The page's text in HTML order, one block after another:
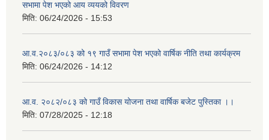
सभामा पेश भएको आय व्ययको विवरण
मिति: 06/24/2026 - 15:53
आ.व.२०८३/०८३ को १९ गाउँ सभामा पेश भएको वार्षिक नीति तथा कार्यक्रम
मिति: 06/24/2026 - 14:12
आ.व. २०८२/०८३ को गाउँ विकास योजना तथा वार्षिक बजेट पुस्तिका ।।
मिति: 07/28/2025 - 12:18